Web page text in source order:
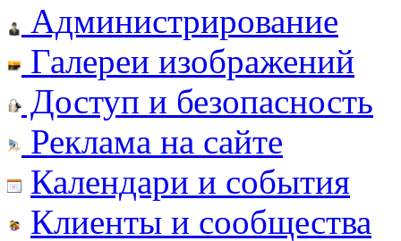
Администрирование
Галереи изображений
Доступ и безопасность
Реклама на сайте
Календари и события
Клиенты и сообщества